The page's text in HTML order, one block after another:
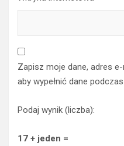
Zapisz moje dane, adres
aby wypełnić dane
Podaj wynik (liczba):
17 + jeden =